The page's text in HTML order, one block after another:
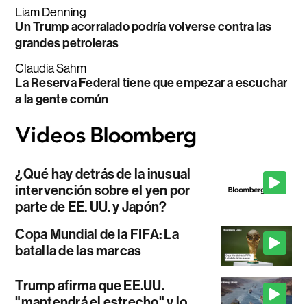
Liam Denning
Un Trump acorralado podría volverse contra las
grandes petroleras
Claudia Sahm
La Reserva Federal tiene que empezar a escuchar
a la gente común
¿Qué hay detrás de la inusual
intervención sobre el yen por
parte de EE. UU. y Japón?
Copa Mundial de la FIFA: La
batalla de las marcas
Trump afirma que EE.UU.